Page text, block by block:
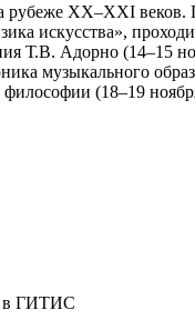
XX–XXI веков.
искусства»,
Т.В. Адорно (14–15
музыкального
(18–19
в ГИТИС